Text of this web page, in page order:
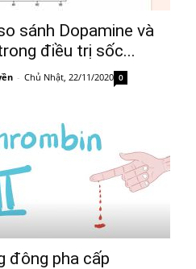
sánh Dopamine và
điều trị sốc...
- Chủ Nhật, 22/11/2020 0
đông pha cấp